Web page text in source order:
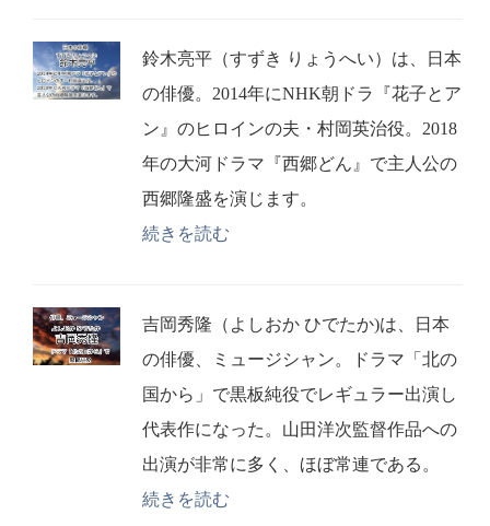
鈴木亮平（すずき りょうへい）は、日本
の俳優。2014年にNHK朝ドラ『花子とア
ン』のヒロインの夫・村岡英治役。2018
年の大河ドラマ『西郷どん』で主人公の
西郷隆盛を演じます。
続きを読む
吉岡秀隆（よしおか ひでたか)は、日本
の俳優、ミュージシャン。ドラマ「北の
国から」で黒板純役でレギュラー出演し
代表作になった。山田洋次監督作品への
出演が非常に多く、ほぼ常連である。
続きを読む